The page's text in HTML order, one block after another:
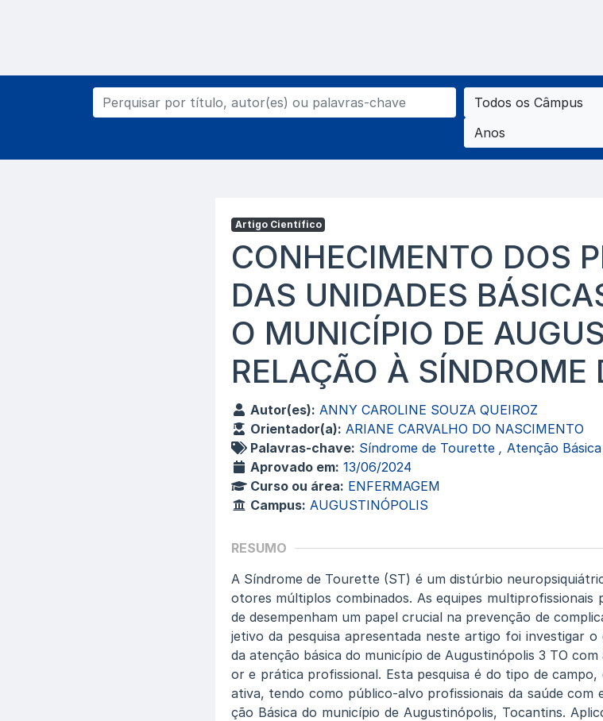
Todos os Câmpus
Anos
Artigo Científico
CONHECIMENTO DOS
DAS UNIDADES
O MUNICÍPIO DE
RELAÇÃO À SÍNDROME
Autor(es): ANNY CAROLINE SOUZA QUEIROZ
Orientador(a): ARIANE CARVALHO DO NASCIMENTO
Palavras-chave: Síndrome de Tourette , Atenção Básica
Aprovado em: 13/06/2024
Curso ou área: ENFERMAGEM
Campus: AUGUSTINÓPOLIS
RESUMO
A Síndrome de Tourette (ST) é um distúrbio
otores múltiplos combinados. As equipes multiprofissionais
de desempenham um papel crucial na prevenção de
jetivo da pesquisa apresentada neste artigo foi investigar o
da atenção básica do município de Augustinópolis 3 TO
or e prática profissional. Esta pesquisa é do tipo de
ativa, tendo como público-alvo profissionais da saúde com
ção Básica do município de Augustinópolis, Tocantins.